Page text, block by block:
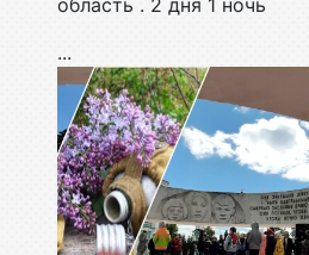
область . 2 дня 1 ночь
...